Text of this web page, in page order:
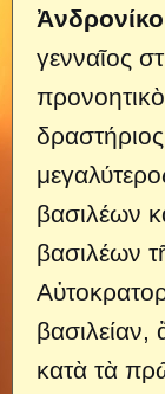
γενναῖος
βασιλέων
βασιλέων
κατὰ τὰ